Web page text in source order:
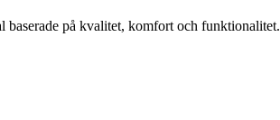
baserade på kvalitet, komfort och funktionalitet.